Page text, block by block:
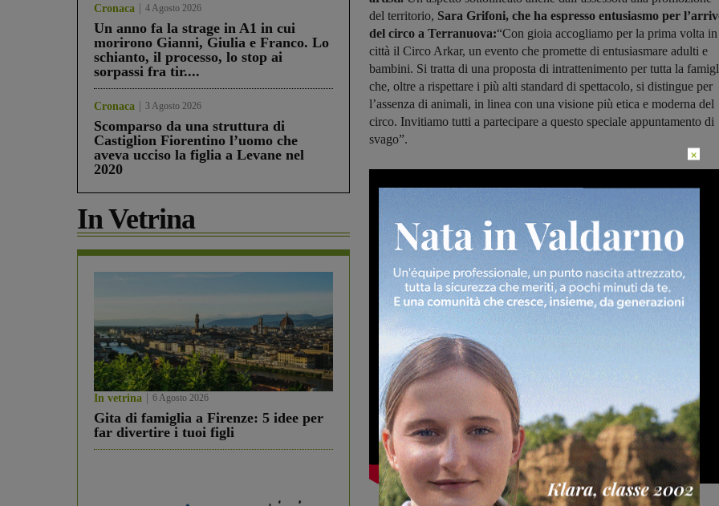
Cronaca 4 Agosto 2026
Un anno fa la strage in A1 in cui
morirono Gianni, Giulia e Franco. Lo
schianto, il processo, lo stop ai
sorpassi fra tir....
Cronaca 3 Agosto 2026
Scomparso da una struttura di
Castiglion Fiorentino l’uomo che
aveva ucciso la figlia a Levane nel
2020
In Vetrina
In vetrina 6 Agosto 2026
Gita di famiglia a Firenze: 5 idee per
far divertire i tuoi figli
del territorio, Sara Grifoni, che ha espresso entusiasmo per
del circo a Terranuova:“Con gioia accogliamo per la prima volta in
città il Circo Arkar, un evento che promette di entusiasmare adulti e
bambini. Si tratta di una proposta di intrattenimento per tutta la
che, oltre a rispettare i più alti standard di spettacolo, si distingue per
l’assenza di animali, in linea con una visione più etica e moderna del
circo. Invitiamo tutti a partecipare a questo speciale appuntamento di
svago”.
×